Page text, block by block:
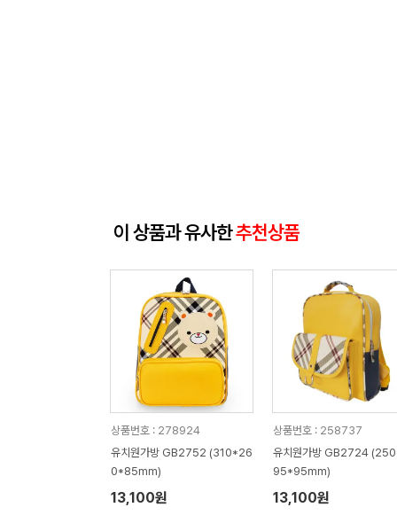
이 상품과 유사한추천상품
상품번호 : 278924
유치원가방 GB2752 (310*26
0*85mm)
13,100원
상품번호 : 258737
유치원가방 GB2724
95*95mm)
13,100원